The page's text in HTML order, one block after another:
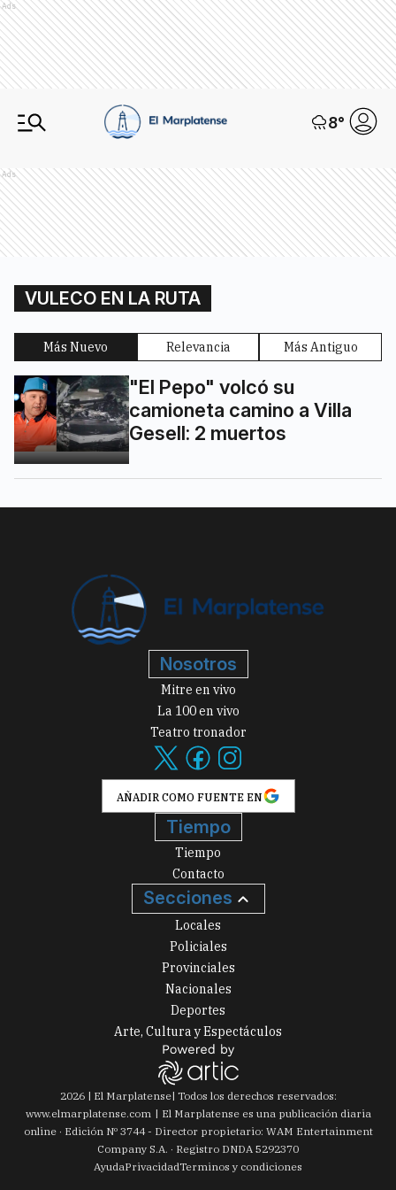
Ads
8°
Ads
VULECO EN LA RUTA
Más Nuevo Relevancia Más Antiguo
"El Pepo" volcó su
camioneta camino a Villa
Gesell: 2 muertos
Nosotros
Mitre en vivo
La 100 en vivo
Teatro tronador
AÑADIR COMO FUENTE EN
Tiempo
Tiempo
Contacto
Secciones
Locales
Policiales
Provinciales
Nacionales
Deportes
Arte, Cultura y Espectáculos
2026| El Marplatense| Todos los derechos reservados:
www.elmarplatense.com
El Marplatense es una publicación diaria
online · Edición Nº 3744- Director propietario: WAM Entertainment
Company S.A. · Registro DNDA 5292370
AyudaPrivacidadTerminos y condiciones